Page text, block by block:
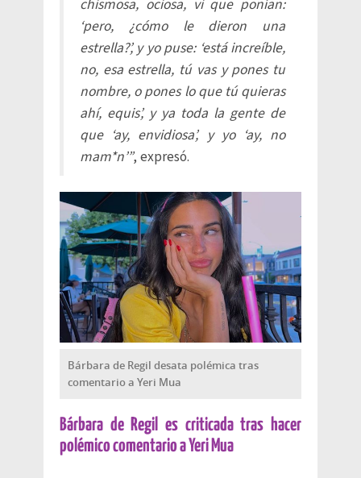
chismosa, ociosa, vi que ponían:
‘pero, ¿cómo le dieron una
estrella?’, y yo puse: ‘está increíble,
no, esa estrella, tú vas y pones tu
nombre, o pones lo que tú quieras
ahí, equis’, y ya toda la gente de
que ‘ay, envidiosa’, y yo ‘ay, no
mam*n’”, expresó.
Bárbara de Regil desata polémica tras
comentario a Yeri Mua
Bárbara de Regil es criticada tras hacer
polémico comentario a Yeri Mua